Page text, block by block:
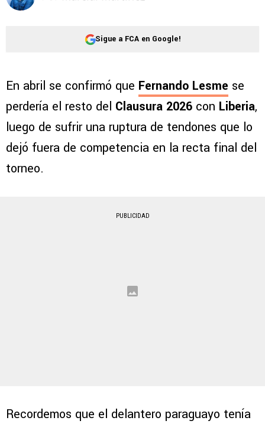
Sigue a FCA en Google!
En abril se confirmó que Fernando Lesme se
perdería el resto del Clausura 2026 con Liberia,
luego de sufrir una ruptura de tendones que lo
dejó fuera de competencia en la recta final del
torneo.
PUBLICIDAD
Recordemos que el delantero paraguayo tenía